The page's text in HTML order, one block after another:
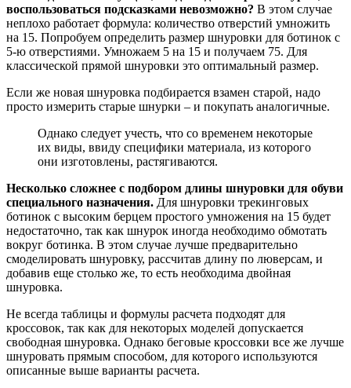
воспользоваться подсказками невозможно? В этом случае
неплохо работает формула: количество отверстий умножить
на 15. Попробуем определить размер шнуровки для ботинок с
5-ю отверстиями. Умножаем 5 на 15 и получаем 75. Для
классической прямой шнуровки это оптимальный размер.
Если же новая шнуровка подбирается взамен старой, надо
просто измерить старые шнурки – и покупать аналогичные.
Однако следует учесть, что со временем некоторые
их виды, ввиду специфики материала, из которого
они изготовлены, растягиваются.
Несколько сложнее с подбором длины шнуровки для обуви
специального назначения. Для шнуровки трекинговых
ботинок с высоким берцем простого умножения на 15 будет
недостаточно, так как шнурок иногда необходимо обмотать
вокруг ботинка. В этом случае лучше предварительно
смоделировать шнуровку, рассчитав длину по люверсам, и
добавив еще столько же, то есть необходима двойная
шнуровка.
Не всегда таблицы и формулы расчета подходят для
кроссовок, так как для некоторых моделей допускается
свободная шнуровка. Однако беговые кроссовки все же лучше
шнуровать прямым способом, для которого используются
описанные выше варианты расчета.